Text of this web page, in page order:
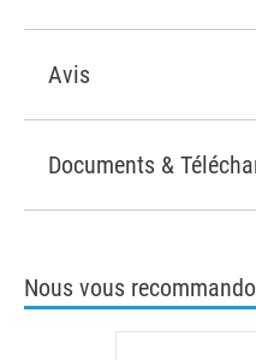
Avis
Documents &
Nous vous